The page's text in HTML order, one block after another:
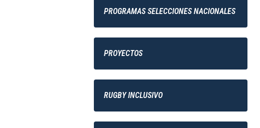
PROGRAMAS SELECCIONES NACIONALES
PROYECTOS
RUGBY INCLUSIVO